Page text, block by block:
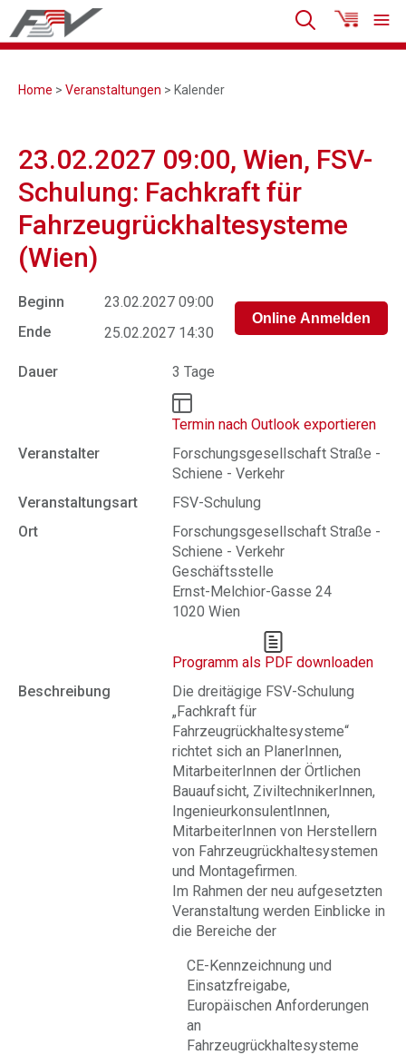
Home > Veranstaltungen > Kalender
23.02.2027 09:00, Wien, FSV-
Schulung: Fachkraft für
Fahrzeugrückhaltesysteme
(Wien)
Beginn
23.02.2027 09:00
Ende
25.02.2027 14:30
Dauer 3 Tage
Termin nach Outlook exportieren
Veranstalter
Forschungsgesellschaft Straße -
Schiene - Verkehr
Veranstaltungsart
FSV-Schulung
Ort
Forschungsgesellschaft Straße -
Schiene - Verkehr
Geschäftsstelle
Ernst-Melchior-Gasse 24
1020 Wien
Programm als PDF downloaden
Beschreibung
Die dreitägige FSV-Schulung
„Fachkraft für
Fahrzeugrückhaltesysteme“
richtet sich an PlanerInnen,
MitarbeiterInnen der Örtlichen
Bauaufsicht, ZiviltechnikerInnen,
IngenieurkonsulentInnen,
MitarbeiterInnen von Herstellern
von Fahrzeugrückhaltesystemen
und Montagefirmen.
Im Rahmen der neu aufgesetzten
Veranstaltung werden Einblicke in
die Bereiche der
CE-Kennzeichnung und
Einsatzfreigabe,
Europäischen Anforderungen
an
Fahrzeugrückhaltesysteme